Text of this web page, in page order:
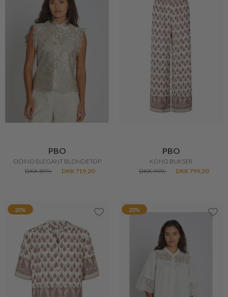
PBO
ODINO ELEGANT BLONDETOP
DKK 899,-
DKK 719,20
PBO
KONO BUKSER
DKK 999,-
DKK 799,20
20% 20%